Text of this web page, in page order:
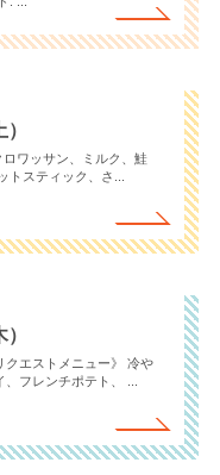
ワッサン、ミルク、鮭
トスティック、さ...
クエストメニュー》 冷や
フレンチポテト、 ...